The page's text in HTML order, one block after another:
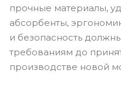
прочные материалы,
абсорбенты,
и безопасность
требованиям до
производстве новой